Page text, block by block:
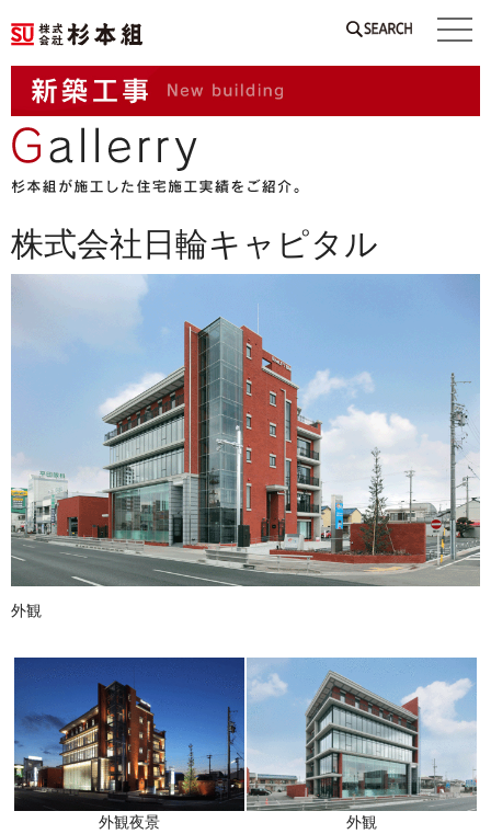
SEARCH
株式会社日輪キャピタル
外観
外観夜景 外観